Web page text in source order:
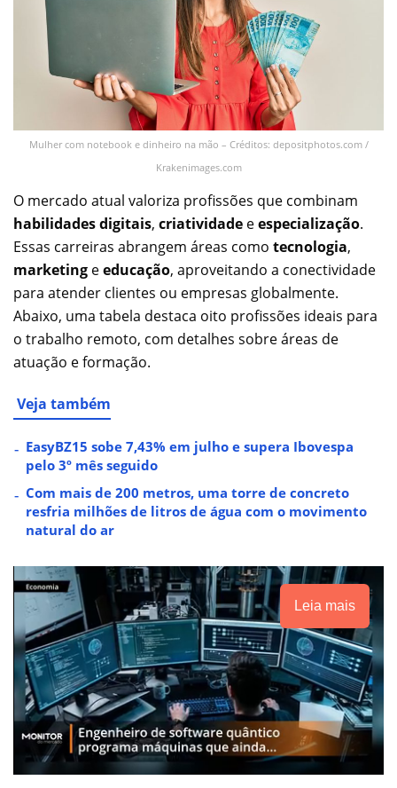
Mulher com notebook e dinheiro na mão – Créditos: depositphotos.com /
Krakenimages.com
O mercado atual valoriza profissões que combinam
habilidades digitais, criatividade eespecialização.
Essas carreiras abrangem áreas como tecnologia,
marketing eeducação, aproveitando a conectividade
para atender clientes ou empresas globalmente.
Abaixo, uma tabela destaca oito profissões ideais para
o trabalho remoto, com detalhes sobre áreas de
atuação e formação.
Veja também
EasyBZ15 sobe 7,43% em julho e supera Ibovespa
pelo 3º mês seguido
Com mais de 200 metros, uma torre de concreto
resfria milhões de litros de água com o movimento
natural do ar
Leia mais